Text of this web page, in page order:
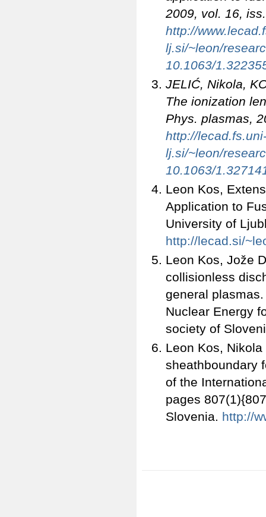
2009, vol. 16,
http://
lj.si/~leon/
10.1063/
JELIĆ, Nikola,
The ionization
Phys. plasmas,
http://
lj.si/~leon/
10.1063/
Leon Kos,
Application to
University of
http://lecad.si/
Leon Kos, Jože
collisionless
general
Nuclear Energy
society of
Leon Kos,
sheathboundary
of the
pages
Slovenia. http://